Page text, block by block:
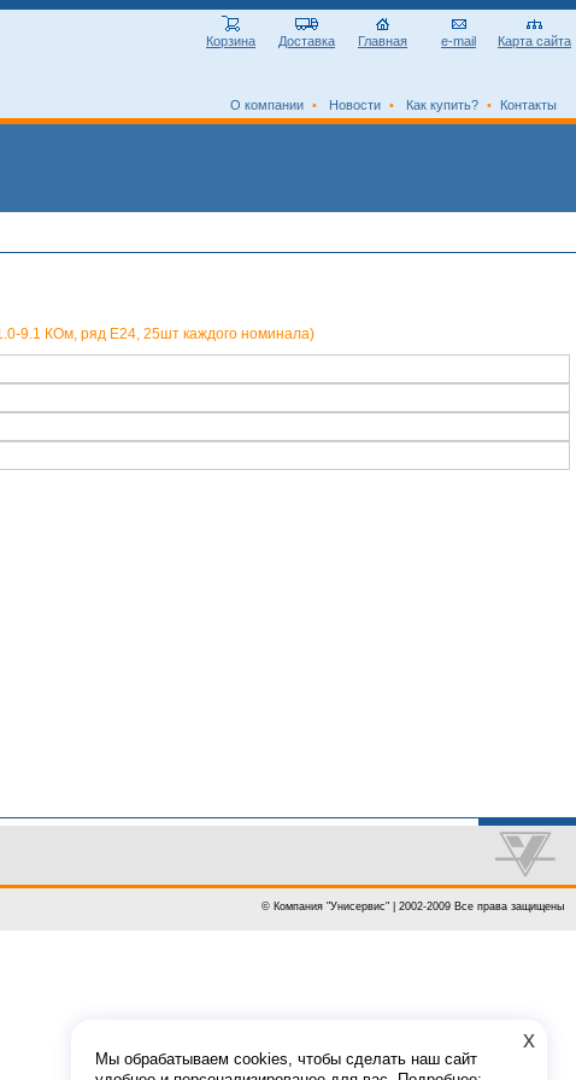
x
Мы обрабатываем cookies, чтобы сделать наш сайт
Корзина Доставка Главная e-mail Карта сайта
О компании • Новости • Как купить? • Контакты
9.1 КОм, ряд E24, 25шт каждого номинала)
© Компания "Унисервис" | 2002-2009 Все права защищены